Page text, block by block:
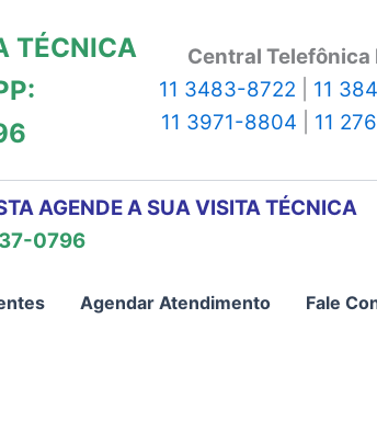
TÉCNICA
Central Telefônica
11 3483-8722
11
11 3971-8804
11
AGENDE A SUA VISITA TÉCNICA
0796
Agendar Atendimento Fale